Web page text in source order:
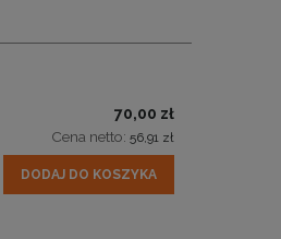
70,00 zł
Cena netto: 56,91 zł
DODAJ DO KOSZYKA